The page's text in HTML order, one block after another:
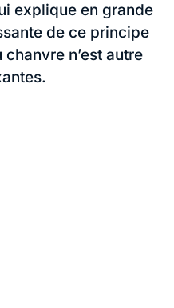
explique en grande
de ce principe
n’est autre